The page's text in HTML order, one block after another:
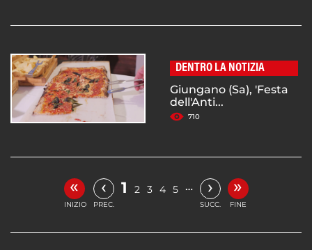
DENTRO LA NOTIZIA
Giungano (Sa), 'Festa
dell'Anti...
710
«
INIZIO
‹
PREC.
1 2 3 4 5 … ›
SUCC.
»
FINE